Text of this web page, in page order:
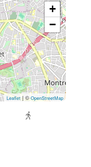
+
−
Leaflet| ©OpenStreetMap